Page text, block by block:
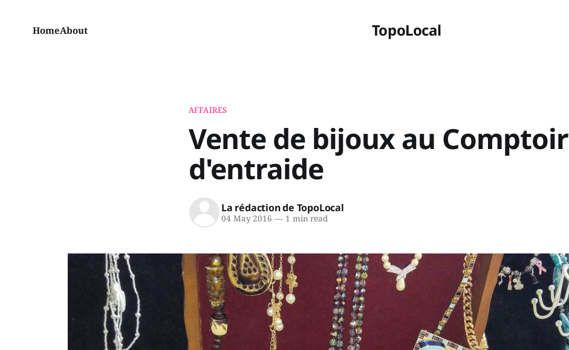
TopoLocal
HomeAbout
AFFAIRES
Vente de bijoux au Comptoir
d'entraide
La rédaction de TopoLocal
04 May 2016 —1 min read